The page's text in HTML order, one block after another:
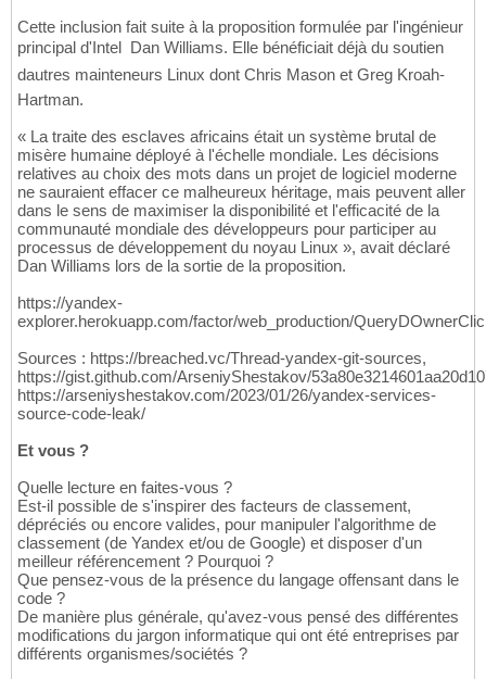
Cette inclusion fait suite à la proposition formulée par l'ingénieur
principal d'Intel  Dan Williams. Elle bénéficiait déjà du soutien
dautres mainteneurs Linux dont Chris Mason et Greg Kroah-
Hartman.
« La traite des esclaves africains était un système brutal de
misère humaine déployé à l'échelle mondiale. Les décisions
relatives au choix des mots dans un projet de logiciel moderne
ne sauraient effacer ce malheureux héritage, mais peuvent aller
dans le sens de maximiser la disponibilité et l'efficacité de la
communauté mondiale des développeurs pour participer au
processus de développement du noyau Linux », avait déclaré
Dan Williams lors de la sortie de la proposition.
https://yandex-
explorer.herokuapp.com/factor/web_production/
Sources : https://breached.vc/Thread-yandex-git-sources,
https://gist.github.com/ArseniyShestakov/
https://arseniyshestakov.com/2023/01/26/yandex-services-
source-code-leak/
Et vous ?
Quelle lecture en faites-vous ?
Est-il possible de s'inspirer des facteurs de classement,
dépréciés ou encore valides, pour manipuler l'algorithme de
classement (de Yandex et/ou de Google) et disposer d'un
meilleur référencement ? Pourquoi ?
Que pensez-vous de la présence du langage offensant dans le
code ?
De manière plus générale, qu'avez-vous pensé des différentes
modifications du jargon informatique qui ont été entreprises par
différents organismes/sociétés ?